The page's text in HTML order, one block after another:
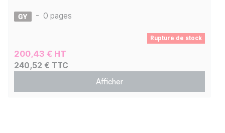
- 0 pages
Rupture de stock
200,43 € HT
240,52 € TTC
Afficher